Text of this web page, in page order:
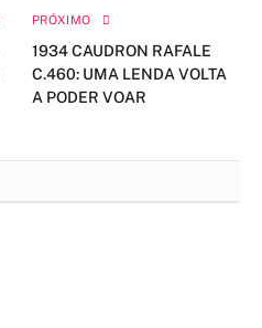
PRÓXIMO
1934 CAUDRON RAFALE
C.460: UMA LENDA VOLTA
A PODER VOAR